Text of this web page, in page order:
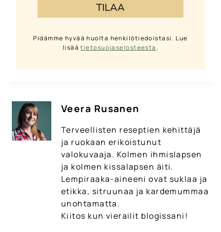
TILAA
Pidämme hyvää huolta henkilötiedoistasi. Lue
lisäätietosuojaselosteesta .
Veera Rusanen
Terveellisten reseptien kehittäjä
ja ruokaan erikoistunut
valokuvaaja. Kolmen ihmislapsen
ja kolmen kissalapsen äiti.
Lempiraaka-aineeni ovat suklaa ja
etikka, sitruunaa ja kardemummaa
unohtamatta.
Kiitos kun vierailit blogissani!